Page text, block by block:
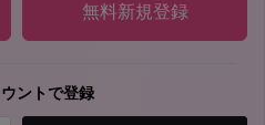
無料新規登録
ントで登録